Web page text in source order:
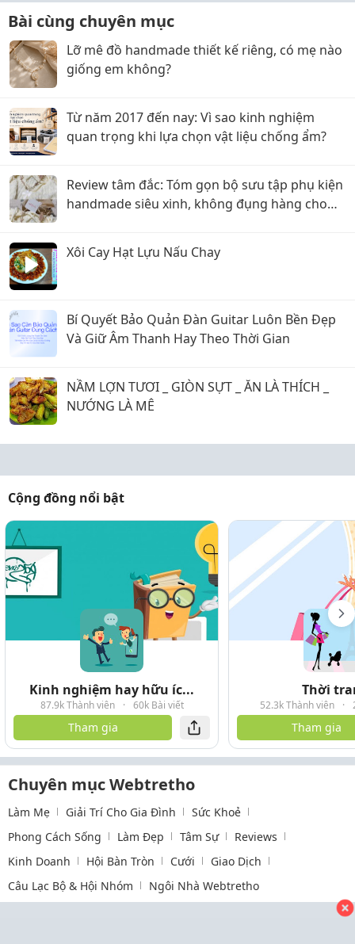
Bài cùng chuyên mục
Lỡ mê đồ handmade thiết kế riêng, có mẹ nào
giống em không?
Từ năm 2017 đến nay: Vì sao kinh nghiệm
quan trọng khi lựa chọn vật liệu chống ẩm?
Review tâm đắc: Tóm gọn bộ sưu tập phụ kiện
handmade siêu xinh, không đụng hàng cho
Xôi Cay Hạt Lựu Nấu Chay
Bí Quyết Bảo Quản Đàn Guitar Luôn Bền Đẹp
Và Giữ Âm Thanh Hay Theo Thời Gian
NẦM LỢN TƯƠI _ GIÒN SỰT _ ĂN LÀ THÍCH _
NƯỚNG LÀ MÊ
Cộng đồng nổi bật
Kinh nghiệm hay hữu íc...
87.9k Thành viên · 60k Bài viết
Tham gia
Thời
52.3k Thành viên ·
Tham gia
Chuyên mục Webtretho
Làm Mẹ Giải Trí Cho Gia Đình
Sức Khoẻ
Phong Cách Sống
Làm Đẹp Tâm Sự
Reviews
Kinh Doanh
Hội Bàn Tròn Cưới
Giao Dịch
Câu Lạc Bộ & Hội Nhóm
Ngôi Nhà Webtretho